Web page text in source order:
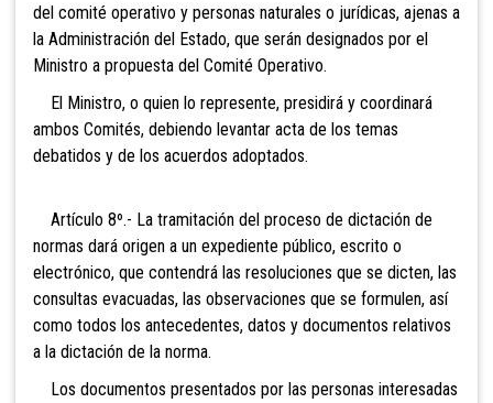
del comité operativo y personas naturales o jurídicas, ajenas a
la Administración del Estado, que serán designados por el
Ministro a propuesta del Comité Operativo.
El Ministro, o quien lo represente, presidirá y coordinará
ambos Comités, debiendo levantar acta de los temas
debatidos y de los acuerdos adoptados.
Artículo 8º.- La tramitación del proceso de dictación de
normas dará origen a un expediente público, escrito o
electrónico, que contendrá las resoluciones que se dicten, las
consultas evacuadas, las observaciones que se formulen, así
como todos los antecedentes, datos y documentos relativos
a la dictación de la norma.
Los documentos presentados por las personas interesadas